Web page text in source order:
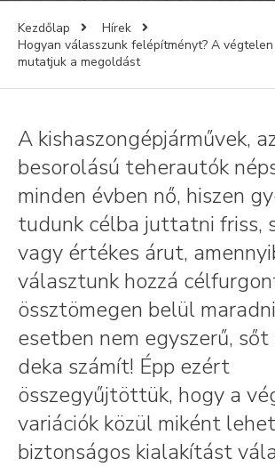
Kezdőlap
Hírek
Hogyan válasszunk felépítményt? A
mutatjuk a megoldást
A kishaszongépjárművek,
besorolású teherautók
minden évben nő, hiszen
tudunk célba juttatni friss,
vagy értékes árut,
választunk hozzá
össztömegen belül
esetben nem egyszerű, sőt
deka számít! Épp ezért
összegyűjtöttük, hogy a
variációk közül miként
biztonságos kialakítást